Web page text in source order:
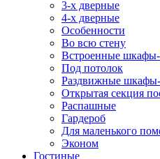
3-х дверные
4-х дверные
Особенности
Во всю стену
Встроенные
Под потолок
Раздвижные
Открытая секция
Распашные
Гардероб
Для маленького
Эконом
Гостиные